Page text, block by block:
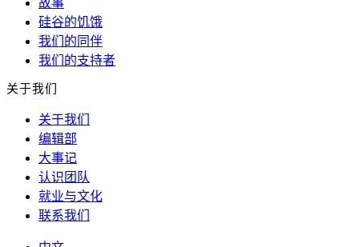
硅谷的饥饿
我们的同伴
我们的支持者
关于我们
关于我们
编辑部
大事记
认识团队
就业与文化
联系我们